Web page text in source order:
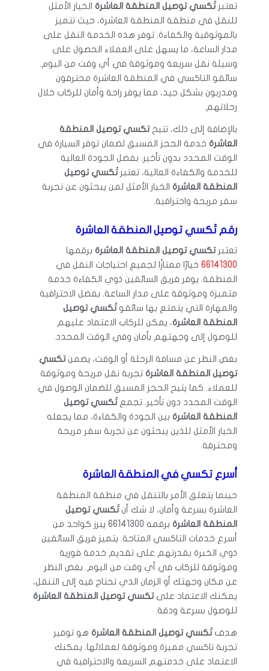
تعتبرتَكسي توصيل المنطقة العاشرةالخيار الأمثل
للنقل في منطقة المنطقة العاشرة، حيث تتميز
بالموثوقية والكفاءة. توفر هذه الخدمة النقل على
مدار الساعة، ما يسهل على العملاء الحصول على
وسيلة نقل سريعة وموثوقة في أي وقت من اليوم.
سائقو التاكسي في المنطقة العاشرة محترفون
ومدربون بشكل جيد، مما يوفر راحة وأمان للركاب خلال
رحلاتهم.
بالإضافة إلى ذلك، تتيحتكسي توصيل المنطقة
العاشرةخدمة الحجز المسبق لضمان توفر السيارة في
الوقت المحدد بدون تأخير. بفضل الجودة العالية
للخدمة والكفاءة العالية، تعتبرتَكسي توصيل
المنطقة العاشرةالخيار الأمثل لمن يبحثون عن تجربة
سفر مريحة واحترافية.
رقم تَكسي توصيل المنطقة العاشرة
تعتبرتكسي توصيل المنطقة العاشرةبرقمها
66141300خيارًا ممتازًا لجميع احتياجات النقل في
المنطقة. يوفر فريق السائقين ذوي الكفاءة خدمة
متميزة وموثوقة على مدار الساعة. بفضل الاحترافية
والمهارة التي يتمتع بها سائقوتَكسي توصيل
المنطقة العاشرة، يمكن للركاب الاعتماد عليهم
للوصول إلى وجهتهم بأمان وفي الوقت المحدد.
بغض النظر عن مسافة الرحلة أو الوقت، يضمنتكسي
توصيل المنطقة العاشرةتجربة نقل مريحة وموثوقة
للعملاء. كما يتيح الحجز المسبق للضمان الوصول في
الوقت المحدد دون تأخير. تجمعتَكسي توصيل
المنطقة العاشرةبين الجودة والكفاءة، مما يجعله
الخيار الأمثل للذين يبحثون عن تجربة سفر مريحة
ومحترفة.
أسرع تكسي في المنطقة العاشرة
حينما يتعلق الأمر بالتنقل في منطقة المنطقة
العاشرة بسرعة وأمان، لا شك أنتَكسي توصيل
المنطقة العاشرة
برقمه 66141300 يبرز كواحد من
أسرع خدمات التاكسي المتاحة. يتميز فريق السائقين
ذوي الخبرة بقدرتهم على تقديم خدمة فورية
وموثوقة للركاب في أي وقت من اليوم. بغض النظر
عن مكان وجهتك أو الزمان الذي تحتاج فيه إلى التنقل،
يمكنك الاعتماد علىتكسي توصيل المنطقة العاشرة
للوصول بسرعة ودقة.
هدفتَكسي توصيل المنطقة العاشرةهو توفير
تجربة تاكسي مميزة وموثوقة لعملائها. يمكنك
الاعتماد على خدمتهم السريعة والاحترافية في